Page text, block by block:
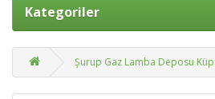
Kategoriler
Şurup Gaz Lamba Deposu